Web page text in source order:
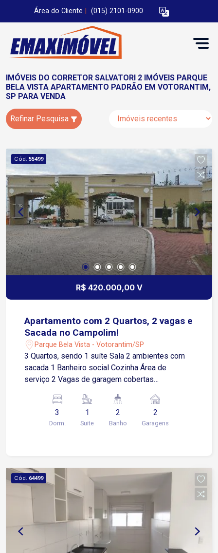
Área do Cliente (015) 2101-0900
IMÓVEIS DO CORRETOR SALVATORI 2 IMÓVEIS PARQUE
BELA VISTA APARTAMENTO PADRÃO EM VOTORANTIM,
SP PARA VENDA
Refinar Pesquisa
Cód. 55499
R$ 420.000,00 V
Apartamento com 2 Quartos, 2 vagas e
Sacada no Campolim!
Parque Bela Vista - Votorantim/SP
3 Quartos, sendo 1 suíte Sala 2 ambientes com
sacada 1 Banheiro social Cozinha Área de
serviço 2 Vagas de garagem cobertas
exclusivos: Piscina Quadra Academia
Brinquedoteca Lan house Espaço Mulher
Conveniência 24 horas Boulevard de serviços
a apenas 10 minutos do Shopping Iguatemi e do
Tauste Campolim, além da proximidade com o
Mercadão Campolim.
3
Dorm.
1
Suite
2
Banho
2
Garagens
Cód. 64499